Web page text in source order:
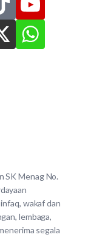
SK Menag No.
wakaf dan
lembaga,
segala